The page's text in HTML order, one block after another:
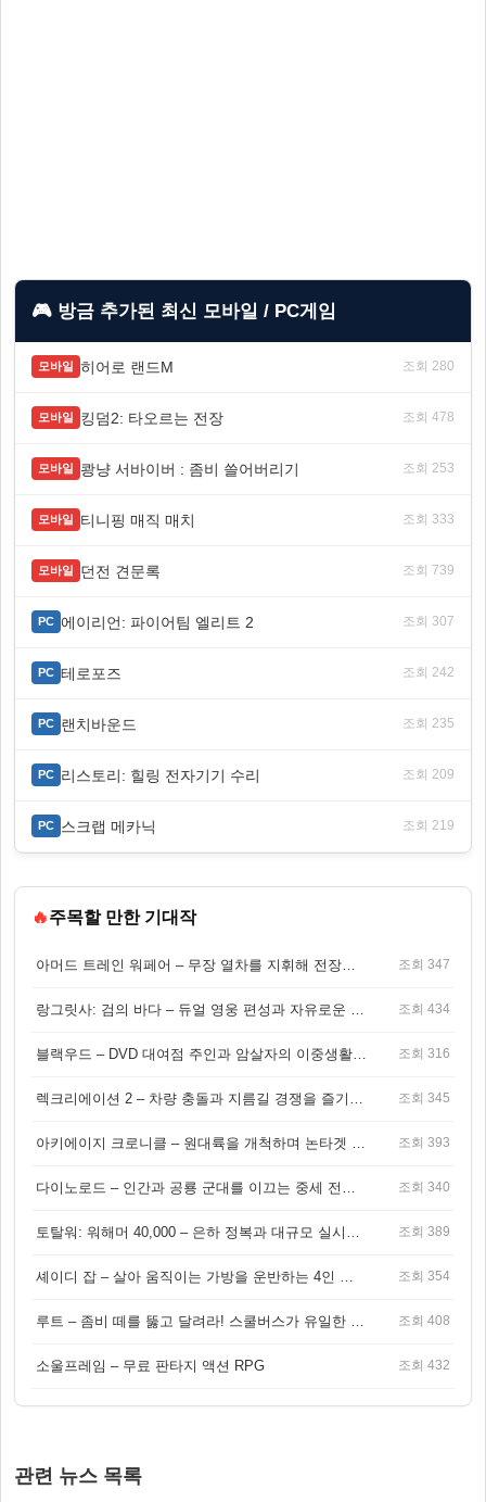
🎮 방금 추가된 최신 모바일 / PC게임
모바일 히어로 랜드M 조회 280
모바일 킹덤2: 타오르는 전장 조회 478
모바일 쾅냥 서바이버 : 좀비 쓸어버리기 조회 253
모바일 티니핑 매직 매치 조회 333
모바일 던전 견문록 조회 739
PC 에이리언: 파이어팀 엘리트 2 조회 307
PC 테로포즈 조회 242
PC 랜치바운드 조회 235
PC 리스토리: 힐링 전자기기 수리 조회 209
PC 스크랩 메카닉 조회 219
🔥주목할 만한 기대작
조회 347
조회 434
조회 316
조회 345
조회 393
조회 340
조회 389
조회 354
조회 408
소울프레임 – 무료 판타지 액션 RPG 조회 432
관련 뉴스 목록